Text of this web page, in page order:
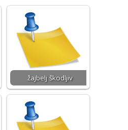
žajbelj škodljiv